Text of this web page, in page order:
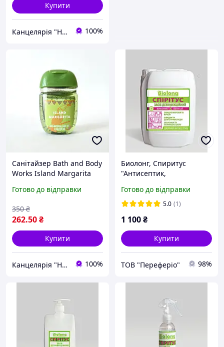
Купити
Канцелярія "Happy Art Shop" 100%
Санітайзер Bath and Body
Works Island Margarita
Готово до відправки
262.50₴
350 ₴
Купити
Канцелярія "Happy Art Shop" 100%
Биолонг, Спиритус
"Антисептик,
для шкіри рук" 5л.
Готово до відправки
5.0 (1)
1 100₴
Купити
ТОВ "Переферіо" 98%